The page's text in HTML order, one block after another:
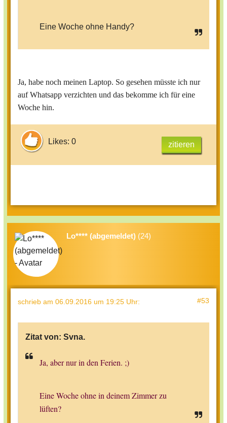
Eine Woche ohne Handy?
Ja, habe noch meinen Laptop. So gesehen müsste ich nur
auf Whatsapp verzichten und das bekomme ich für eine
Woche hin.
Likes: 0 zitieren
Lo**** (abgemeldet) (24)
schrieb am 06.09.2016 um 19:25 Uhr: #53
Zitat von: Svna.
Ja, aber nur in den Ferien. ;)
Eine Woche ohne in deinem Zimmer zu
lüften?